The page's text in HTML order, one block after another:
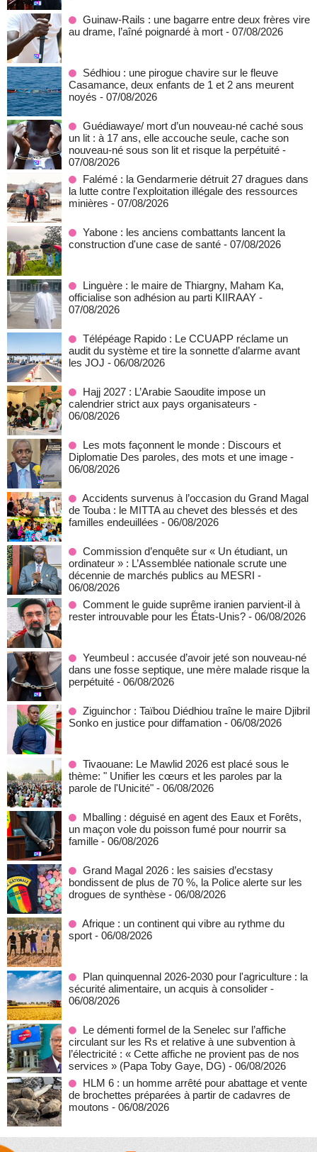
Guinaw-Rails : une bagarre entre deux frères vire
au drame, l’aîné poignardé à mort - 07/08/2026
Sédhiou : une pirogue chavire sur le fleuve
Casamance, deux enfants de 1 et 2 ans meurent
noyés - 07/08/2026
Guédiawaye/ mort d’un nouveau-né caché sous
un lit : à 17 ans, elle accouche seule, cache son
nouveau-né sous son lit et risque la perpétuité -
07/08/2026
Falémé : la Gendarmerie détruit 27 dragues dans
la lutte contre l'exploitation illégale des ressources
minières - 07/08/2026
Yabone : les anciens combattants lancent la
construction d'une case de santé - 07/08/2026
Linguère : le maire de Thiargny, Maham Ka,
officialise son adhésion au parti KIIRAAY -
07/08/2026
Télépéage Rapido : Le CCUAPP réclame un
audit du système et tire la sonnette d’alarme avant
les JOJ - 06/08/2026
Hajj 2027 : L’Arabie Saoudite impose un
calendrier strict aux pays organisateurs -
06/08/2026
Les mots façonnent le monde : Discours et
Diplomatie Des paroles, des mots et une image -
06/08/2026
Accidents survenus à l’occasion du Grand Magal
de Touba : le MITTA au chevet des blessés et des
familles endeuillées - 06/08/2026
Commission d’enquête sur « Un étudiant, un
ordinateur » : L’Assemblée nationale scrute une
décennie de marchés publics au MESRI -
06/08/2026
Comment le guide suprême iranien parvient-il à
rester introuvable pour les États-Unis? - 06/08/2026
Yeumbeul : accusée d’avoir jeté son nouveau-né
dans une fosse septique, une mère malade risque la
perpétuité - 06/08/2026
Ziguinchor : Taïbou Diédhiou traîne le maire Djibril
Sonko en justice pour diffamation - 06/08/2026
Tivaouane: Le Mawlid 2026 est placé sous le
thème: " Unifier les cœurs et les paroles par la
parole de l'Unicité" - 06/08/2026
Mballing : déguisé en agent des Eaux et Forêts,
un maçon vole du poisson fumé pour nourrir sa
famille - 06/08/2026
Grand Magal 2026 : les saisies d’ecstasy
bondissent de plus de 70 %, la Police alerte sur les
drogues de synthèse - 06/08/2026
Afrique : un continent qui vibre au rythme du
sport - 06/08/2026
Plan quinquennal 2026-2030 pour l'agriculture : la
sécurité alimentaire, un acquis à consolider -
06/08/2026
Le démenti formel de la Senelec sur l’affiche
circulant sur les Rs et relative à une subvention à
l’électricité : « Cette affiche ne provient pas de nos
services » (Papa Toby Gaye, DG) - 06/08/2026
HLM 6 : un homme arrêté pour abattage et vente
de brochettes préparées à partir de cadavres de
moutons - 06/08/2026